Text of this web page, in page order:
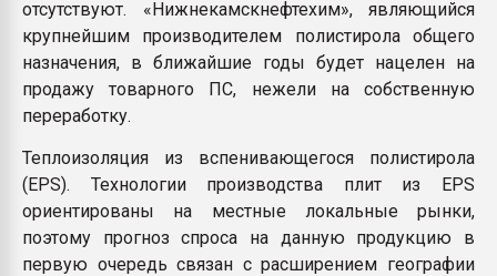
отсутствуют. «Нижнекамскнефтехим», являющийся
крупнейшим производителем полистирола общего
назначения, в ближайшие годы будет нацелен на
продажу товарного ПС, нежели на собственную
переработку.
Теплоизоляция из вспенивающегося полистирола
(EPS). Технологии производства плит из EPS
ориентированы на местные локальные рынки,
поэтому прогноз спроса на данную продукцию в
первую очередь связан с расширением географии